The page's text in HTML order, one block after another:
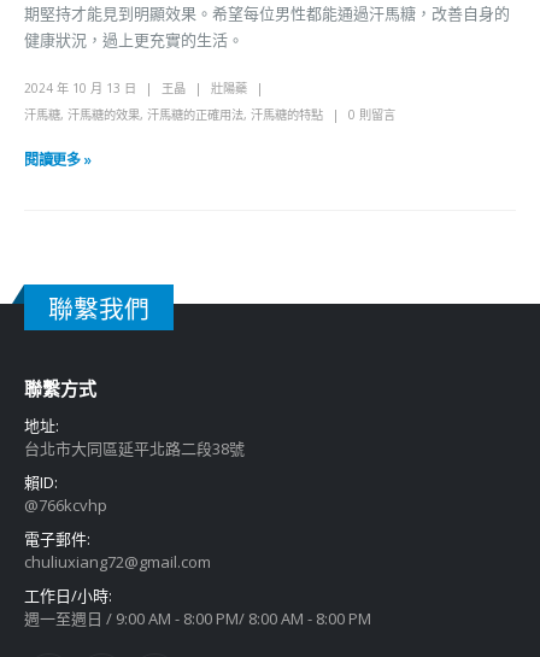
期堅持才能見到明顯效果。希望每位男性都能通過汗馬糖，改善自身的
健康狀況，過上更充實的生活。
2024 年 10 月 13 日 王晶
壯陽藥
汗馬糖, 汗馬糖的效果, 汗馬糖的正確用法, 汗馬糖的特點 0 則留言
閱讀更多 »
聯繫我們
聯繫方式
地址:
台北市大同區延平北路二段38號
賴ID:
@766kcvhp
電子郵件:
chuliuxiang72@gmail.com
工作日/小時:
週一至週日 / 9:00 AM - 8:00 PM/ 8:00 AM - 8:00 PM